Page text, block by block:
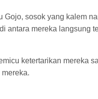
sosok yang kalem
mereka langsung
ketertarikan mereka